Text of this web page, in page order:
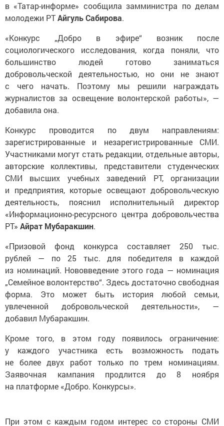
в «Татар-информе» сообщила замминистра по делам
молодежи РТАйгуль Сабирова.
«Конкурс „Добро в эфире“ возник после
социологического исследования, когда поняли, что
большинство людей готово заниматься
добровольческой деятельностью, но они не знают
с чего начать. Поэтому мы решили награждать
журналистов за освещение волонтерской работы», —
добавила она.
Конкурс проводится по двум направлениям:
зарегистрированные и незарегистрированные СМИ.
Участниками могут стать редакции, отдельные авторы,
авторские коллективы, представители студенческих
СМИ высших учебных заведений РТ, организации
и предприятия, которые освещают добровольческую
деятельность, пояснил исполнительный директор
«Информационно-ресурсного центра добровольчества
РТ» Айрат Мубаракшин.
«Призовой фонд конкурса составляет 250 тыс.
рублей — по 25 тыс. для победителя в каждой
из номинаций. Нововведение этого года — номинация
„Семейное волонтерство“. Здесь достаточно свободная
форма. Это может быть история любой семьи,
увлеченной добровольческой деятельности», —
добавил Мубаракшин.
Кроме того, в этом году появилось ограничение:
у каждого участника есть возможность подать
не более двух работ только по трем номинациям.
Заявочная кампания продлится до 8 ноября
на платформе «Добро. Конкурсы».
При этом с каждым годом интерес со стороны СМИ